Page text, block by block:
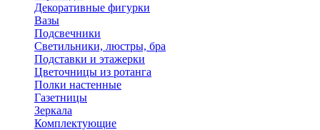
Декоративные фигурки
Вазы
Подсвечники
Светильники, люстры, бра
Подставки и этажерки
Цветочницы из ротанга
Полки настенные
Газетницы
Зеркала
Комплектующие